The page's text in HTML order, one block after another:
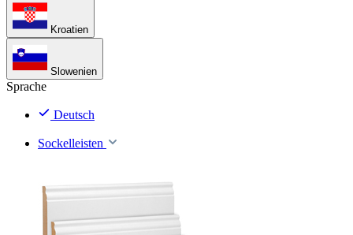
Kroatien
Slowenien
Sprache
Deutsch
Sockelleisten